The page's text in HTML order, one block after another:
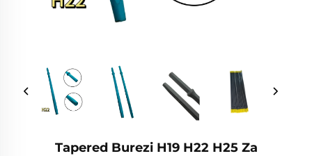
Tapered Burezi H19 H22 H25 Za